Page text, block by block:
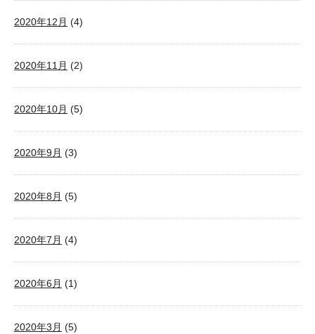
2020年12月 (4)
2020年11月 (2)
2020年10月 (5)
2020年9月 (3)
2020年8月 (5)
2020年7月 (4)
2020年6月 (1)
2020年3月 (5)